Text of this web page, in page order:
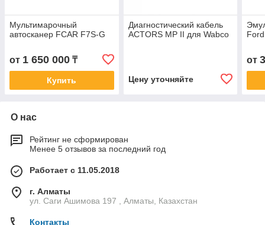
Мультимарочный
автосканер FCAR F7S-G
от 1 650 000 ₸
Купить
Диагностический кабель
ACTORS MP II для Wabco
Цену уточняйте
от
О нас
Рейтинг не сформирован
Менее 5 отзывов за последний год
Работает с 11.05.2018
г. Алматы
ул. Саги Ашимова 197 , Алматы, Казахстан
Контакты